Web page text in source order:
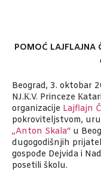
POMOĆ LAJFLAJNA
Beograd, 3. oktobar
NJ.К.V. Princeze
organizacije Lajflajn
pokroviteljstvom,
„Anton Skala“ u
dugogodišnjih
gospođe Dejvida i
posetili školu.